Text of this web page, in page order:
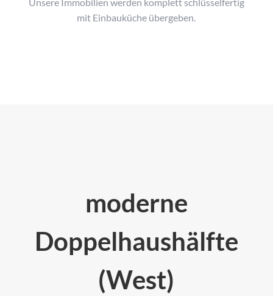
Unsere Immobilien werden komplett schlüsselfertig
mit Einbauküche übergeben.
moderne
Doppelhaushälfte
(West)